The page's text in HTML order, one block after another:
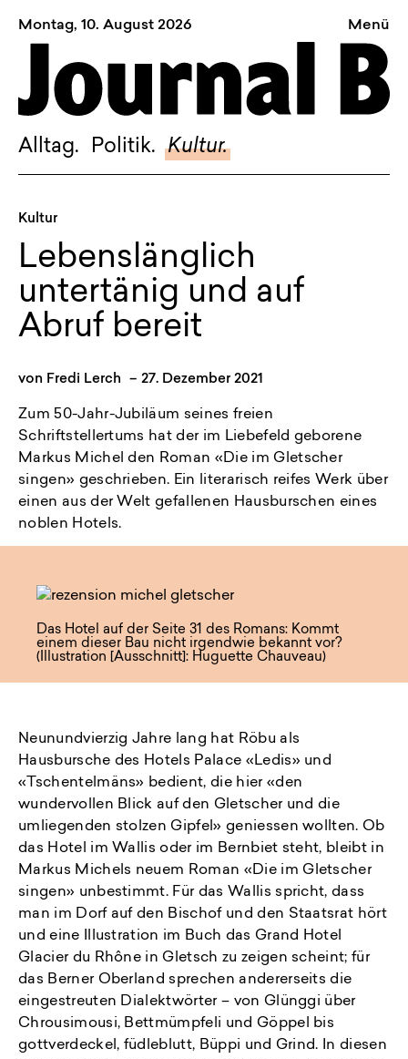
Montag, 10. August 2026
Alltag. Politik. Kultur.
Menü
Sagt, was Bern bewegt
Alltag.
Politik.
Kultur.
Dossier.
Suche.
Kultur
Lebenslänglich
untertänig und auf
Abruf bereit
von Fredi Lerch – 27. Dezember 2021
Zum 50-Jahr-Jubiläum seines freien
Schriftstellertums hat der im Liebefeld geborene
Markus Michel den Roman «Die im Gletscher
singen» geschrieben. Ein literarisch reifes Werk über
einen aus der Welt gefallenen Hausburschen eines
noblen Hotels.
Das Hotel auf der Seite 31 des Romans: Kommt
einem dieser Bau nicht irgendwie bekannt vor?
(Illustration [Ausschnitt]: Huguette Chauveau)
Neunundvierzig Jahre lang hat Röbu als
Hausbursche des Hotels Palace «Ledis» und
«Tschentelmäns» bedient, die hier «den
wundervollen Blick auf den Gletscher und die
umliegenden stolzen Gipfel» geniessen wollten. Ob
das Hotel im Wallis oder im Bernbiet steht, bleibt in
Markus Michels neuem Roman «Die im Gletscher
singen» unbestimmt. Für das Wallis spricht, dass
man im Dorf auf den Bischof und den Staatsrat hört
und eine Illustration im Buch das Grand Hotel
Glacier du Rhône in Gletsch zu zeigen scheint; für
das Berner Oberland sprechen andererseits die
eingestreuten Dialektwörter – von Glünggi über
Chrousimousi, Bettmümpfeli und Göppel bis
gottverdeckel, füdleblutt, Büppi und Grind. In diesen